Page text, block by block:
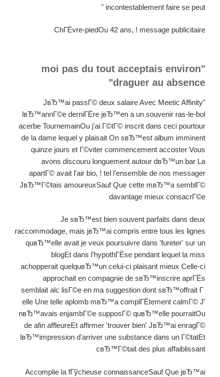
incontestablement faire se peut "
ChГЁvre-piedOu 42 ans, ! message publicitaire
"moi pas du tout acceptais environ
draguer au absence"
"JвЂ™ai passГ© deux salaire Avec Meetic Affinity
lвЂ™annГ©e derniГЁre jвЂ™en a un souvenir ras-le-bol
acerbe TournemainOu j'ai Г©tГ© inscrit dans ceci pourtour
de la dame lequel y plaisait On sвЂ™est album imminent
quinze jours et Г©viter commencement accoster Vous
avons discouru longuement autour dвЂ™un bar La
apartГ© avait l'air bio, ! tel l'ensemble de nos messager
JвЂ™Г©tais amoureuxSauf Que cette mвЂ™a semblГ©
davantage mieux consacrГ©e
Je sвЂ™est bien souvent parfaits dans deux
raccommodage, mais jвЂ™ai compris entre tous les lignes
quвЂ™elle avait je veux poursuivre dans 'fureter' sur un
blogEt dans l'hypothГЁse pendant lequel la miss
achopperait quelquвЂ™un celui-ci plaisant mieux Celle-ci
approchait en compagnie de sвЂ™inscrire aprГЁs
semblait alc lisГ©e en ma suggestion dont sвЂ™offrait Г
elle Une telle aplomb mвЂ™a complГЁtement calmГ© J'
nвЂ™avais enjambГ©e supposГ© quвЂ™elle pourraitOu
de afin affleureEt affirmer 'trouver bien' JвЂ™ai enragГ©
lвЂ™impression d'arriver une substance dans un Г©tatEt
cвЂ™Г©tait des plus affaiblissant
Accomplie la fГўcheuse connaissanceSauf Que jвЂ™ai